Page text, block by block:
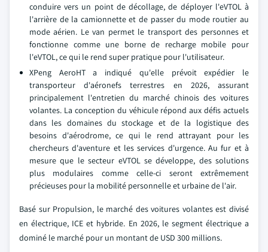
conduire vers un point de décollage, de déployer l'eVTOL à
l'arrière de la camionnette et de passer du mode routier au
mode aérien. Le van permet le transport des personnes et
fonctionne comme une borne de recharge mobile pour
l'eVTOL, ce qui le rend super pratique pour l'utilisateur.
XPeng AeroHT a indiqué qu'elle prévoit expédier le
transporteur d'aéronefs terrestres en 2026, assurant
principalement l'entretien du marché chinois des voitures
volantes. La conception du véhicule répond aux défis actuels
dans les domaines du stockage et de la logistique des
besoins d'aérodrome, ce qui le rend attrayant pour les
chercheurs d'aventure et les services d'urgence. Au fur et à
mesure que le secteur eVTOL se développe, des solutions
plus modulaires comme celle-ci seront extrêmement
précieuses pour la mobilité personnelle et urbaine de l'air.
Basé sur Propulsion, le marché des voitures volantes est divisé
en électrique, ICE et hybride. En 2026, le segment électrique a
dominé le marché pour un montant de USD 300 millions.